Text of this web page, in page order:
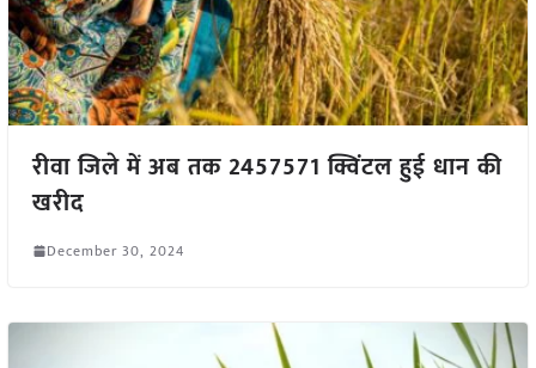
रीवा जिले में अब तक 2457571 क्विंटल हुई धान की
खरीद
December 30, 2024